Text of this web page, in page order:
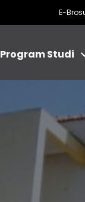
E-
Program Studi